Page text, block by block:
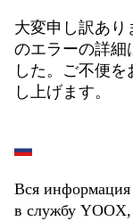
大変申し訳あり
のエラーの詳細
した。ご不便
し上げます。
Вся
в службу YOOX,